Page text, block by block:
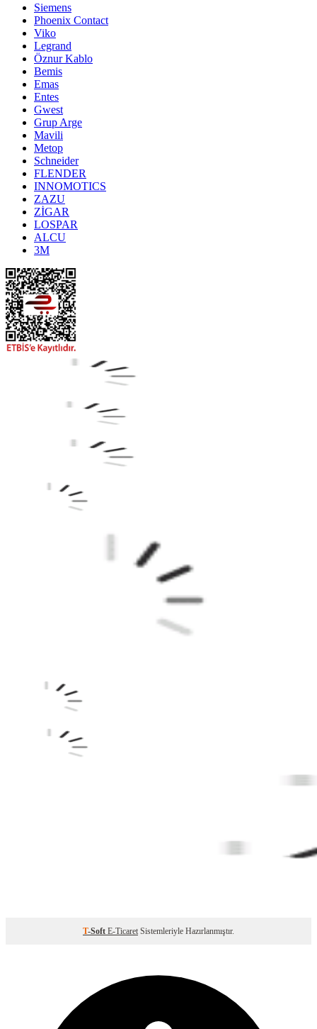
Siemens
Phoenix Contact
Viko
Legrand
Öznur Kablo
Bemis
Emas
Entes
Gwest
Grup Arge
Mavili
Metop
Schneider
FLENDER
INNOMOTICS
ZAZU
ZİGAR
LOSPAR
ALCU
3M
T-Soft E-Ticaret Sistemleriyle Hazırlanmıştır.